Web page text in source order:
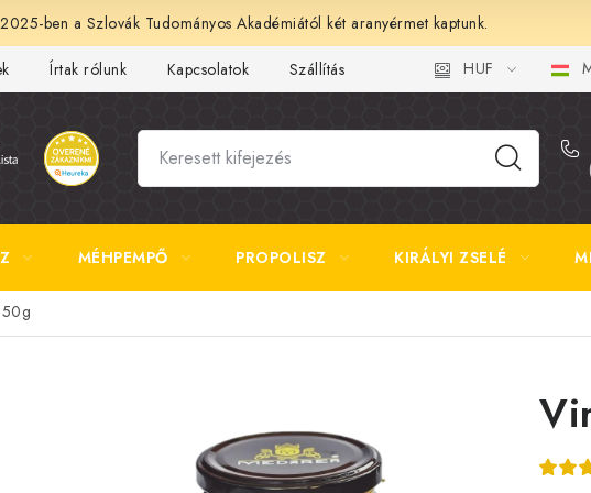
2025-ben a Szlovák Tudományos Akadémiától két aranyérmet kaptunk.
Írtak rólunk Kapcsolatok Szállítás és fizetés Gyakori kérdések
HUF
MÉHPEMPŐ PROPOLISZ KIRÁLYI ZSELÉ